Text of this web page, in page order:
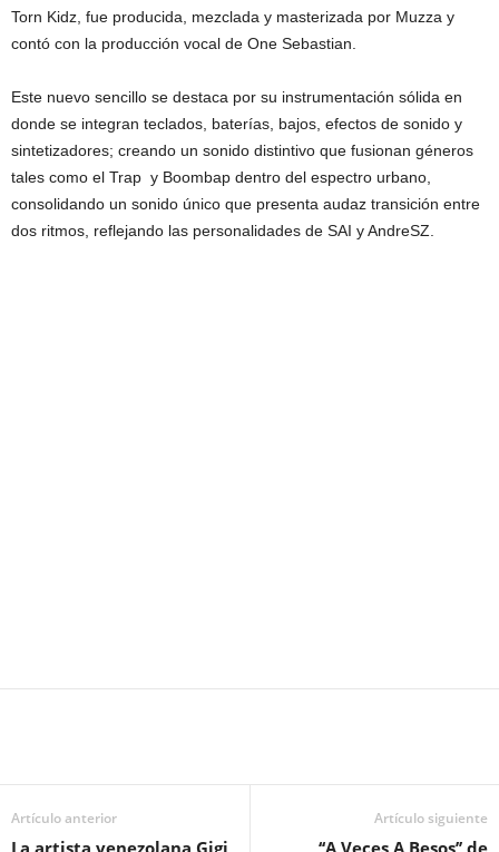
Torn Kidz, fue producida, mezclada y masterizada por Muzza y
contó con la producción vocal de One Sebastian.
Este nuevo sencillo se destaca por su instrumentación sólida en
donde se integran teclados, baterías, bajos, efectos de sonido y
sintetizadores; creando un sonido distintivo que fusionan géneros
tales como el Trap y Boombap dentro del espectro urbano,
consolidando un sonido único que presenta audaz transición entre
dos ritmos, reflejando las personalidades de SAI y AndreSZ.
Artículo anterior
La artista venezolana Gigi
Artículo siguiente
‘‘A Veces A Besos’’ de